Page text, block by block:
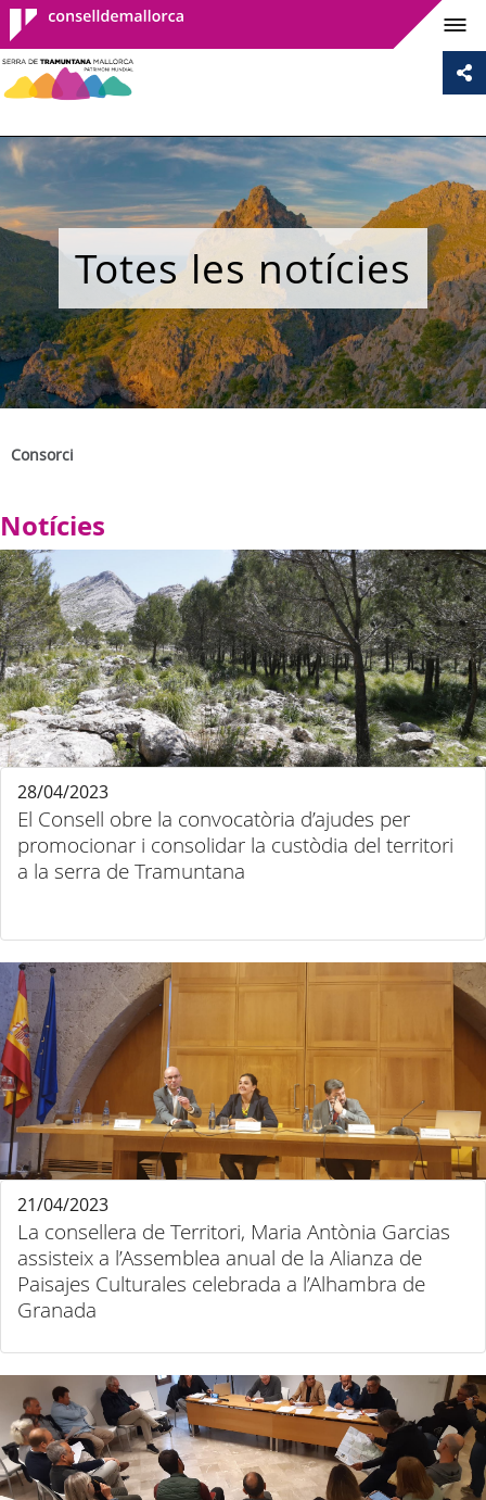
Consell de
Mallorca
Totes les notícies
Consorci
Notícies
El Consell obre la convocatòria d’ajudes per
promocionar i consolidar la custòdia del territori
a la serra de Tramuntana
28/04/2023
La consellera de Territori, Maria Antònia Garcias
assisteix a l’Assemblea anual de la Alianza de
Paisajes Culturales celebrada a l’Alhambra de
Granada
21/04/2023